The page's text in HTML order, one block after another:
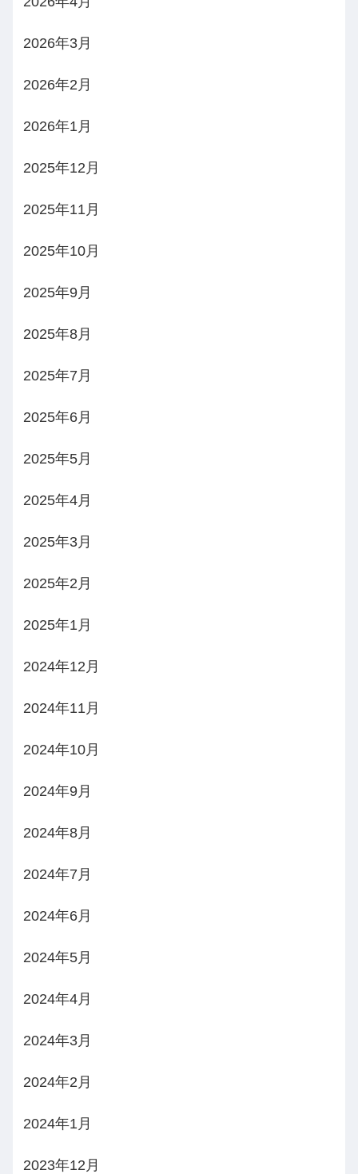
2026年3月
2026年2月
2026年1月
2025年12月
2025年11月
2025年10月
2025年9月
2025年8月
2025年7月
2025年6月
2025年5月
2025年4月
2025年3月
2025年2月
2025年1月
2024年12月
2024年11月
2024年10月
2024年9月
2024年8月
2024年7月
2024年6月
2024年5月
2024年4月
2024年3月
2024年2月
2024年1月
2023年12月